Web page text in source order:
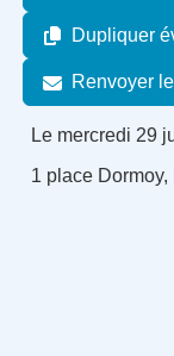
Dupliquer
Renvoyer
Le mercredi 29
1 place